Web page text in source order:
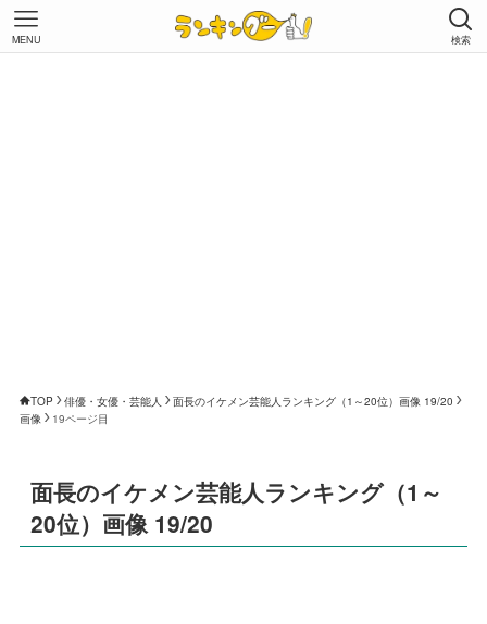
検索
MENU
TOP 俳優・女優・芸能人
面長のイケメン芸能人ランキング（1～20位）画像 19/20
画像
19ページ目
面長のイケメン芸能人ランキング（1～
20位）画像 19/20